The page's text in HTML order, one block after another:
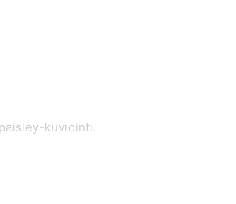
kuviointi.